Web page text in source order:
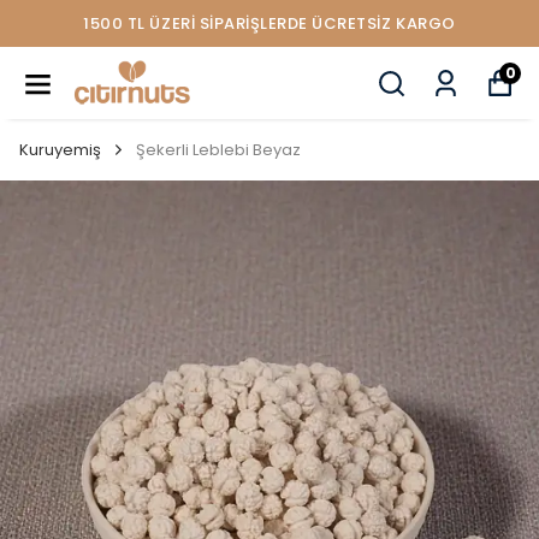
1500 TL ÜZERİ SİPARİŞLERDE ÜCRETSİZ KARGO
0
Kuruyemiş Şekerli Leblebi Beyaz